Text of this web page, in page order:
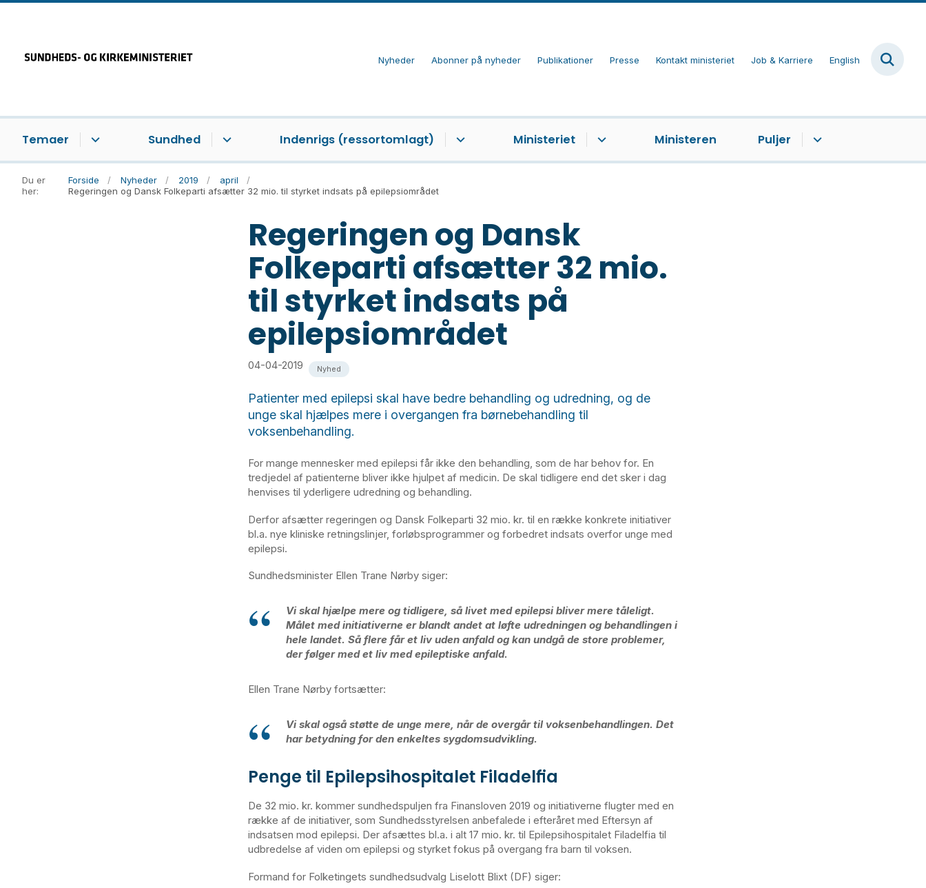
Nyheder Abonner på nyheder Publikationer Presse Kontakt ministeriet Job & Karriere English
Temaer Sundhed Indenrigs (ressortomlagt) Ministeriet Ministeren Puljer
Du er
her:
Forside Nyheder 2019
april
Regeringen og Dansk Folkeparti afsætter 32 mio. til styrket indsats på epilepsiområdet
Regeringen og Dansk
Folkeparti afsætter 32 mio.
til styrket indsats på
epilepsiområdet
04-04-2019 Nyhed
Patienter med epilepsi skal have bedre behandling og udredning, og de
unge skal hjælpes mere i overgangen fra børnebehandling til
voksenbehandling.
For mange mennesker med epilepsi får ikke den behandling, som de har behov for. En
tredjedel af patienterne bliver ikke hjulpet af medicin. De skal tidligere end det sker i dag
henvises til yderligere udredning og behandling.
Derfor afsætter regeringen og Dansk Folkeparti 32 mio. kr. til en række konkrete initiativer
bl.a. nye kliniske retningslinjer, forløbsprogrammer og forbedret indsats overfor unge med
epilepsi.
Sundhedsminister Ellen Trane Nørby siger:
Vi skal hjælpe mere og tidligere, så livet med epilepsi bliver mere tåleligt.
Målet med initiativerne er blandt andet at løfte udredningen og behandlingen i
hele landet. Så flere får et liv uden anfald og kan undgå de store problemer,
der følger med et liv med epileptiske anfald.
Ellen Trane Nørby fortsætter:
Vi skal også støtte de unge mere, når de overgår til voksenbehandlingen. Det
har betydning for den enkeltes sygdomsudvikling.
Penge til Epilepsihospitalet Filadelfia
De 32 mio. kr. kommer sundhedspuljen fra Finansloven 2019 og initiativerne flugter med en
række af de initiativer, som Sundhedsstyrelsen anbefalede i efteråret med Eftersyn af
indsatsen mod epilepsi. Der afsættes bl.a. i alt 17 mio. kr. til Epilepsihospitalet Filadelfia til
udbredelse af viden om epilepsi og styrket fokus på overgang fra barn til voksen.
Formand for Folketingets sundhedsudvalg Liselott Blixt (DF) siger: